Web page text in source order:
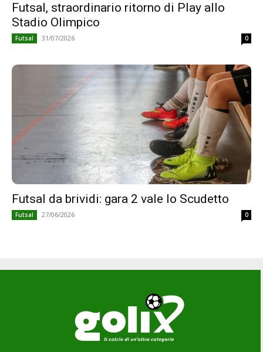
Futsal, straordinario ritorno di Play allo
Stadio Olimpico
Futsal 31/07/2026 0
Futsal da brividi: gara 2 vale lo Scudetto
Futsal 27/06/2026 0